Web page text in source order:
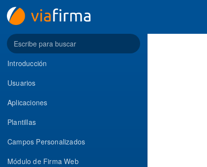
Introducción
Usuarios
Aplicaciones
Plantillas
Campos Personalizados
Módulo de Firma Web